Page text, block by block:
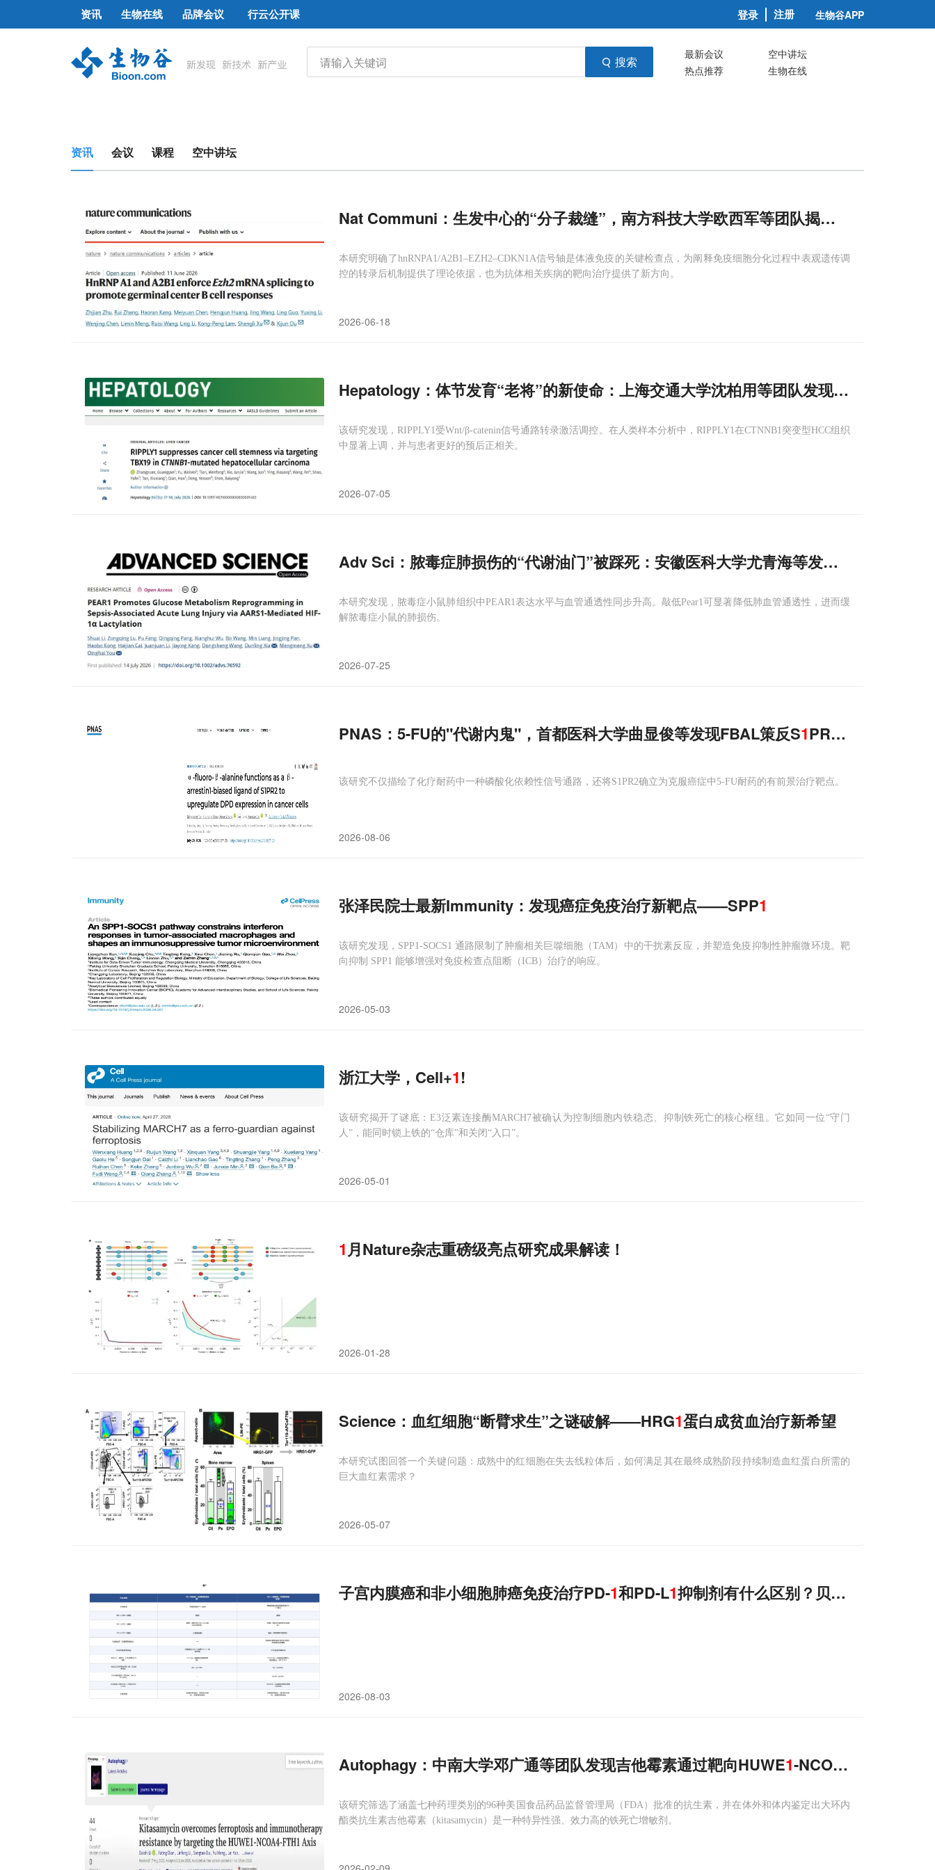
资讯 生物在线 品牌会议 行云公开课 登录 注册 生物谷APP
搜索 最新会议
空中讲坛
热点推荐
生物在线
资讯 会议 课程 空中讲坛
Nat Communi：生发中心的“分子裁缝”，南方科技大学欧西军等团队揭示hnRNP A
本研究明确了hnRNPA1/A2B1–EZH2–CDKN1A信号轴是体液免疫的关键检查点，为阐释免疫细胞分化过程中表观遗传调
控的转录后机制提供了理论依据，也为抗体相关疾病的靶向治疗提供了新方向。
2026-06-18
Hepatology：体节发育“老将”的新使命：上海交通大学沈柏用等团队发现RIPPLY
该研究发现，RIPPLY1受Wnt/β-catenin信号通路转录激活调控。在人类样本分析中，RIPPLY1在CTNNB1突变型HCC组织
中显著上调，并与患者更好的预后正相关。
2026-07-05
Adv Sci：脓毒症肺损伤的“代谢油门”被踩死：安徽医科大学尤青海等发现PEAR
本研究发现，脓毒症小鼠肺组织中PEAR1表达水平与血管通透性同步升高。敲低Pear1可显著降低肺血管通透性，进而缓
解脓毒症小鼠的肺损伤。
2026-07-25
PNAS：5-FU的"代谢内鬼"，首都医科大学曲显俊等发现FBAL策反S1PR2通过β-
该研究不仅描绘了化疗耐药中一种磷酸化依赖性信号通路，还将S1PR2确立为克服癌症中5-FU耐药的有前景治疗靶点。
2026-08-06
张泽民院士最新Immunity：发现癌症免疫治疗新靶点——SPP1
该研究发现，SPP1-SOCS1 通路限制了肿瘤相关巨噬细胞（TAM）中的干扰素反应，并塑造免疫抑制性肿瘤微环境。靶
向抑制 SPP1 能够增强对免疫检查点阻断（ICB）治疗的响应。
2026-05-03
浙江大学，Cell+1!
该研究揭开了谜底：E3泛素连接酶MARCH7被确认为控制细胞内铁稳态、抑制铁死亡的核心枢纽。它如同一位“守门
人”，能同时锁上铁的“仓库”和关闭“入口”。
2026-05-01
1月Nature杂志重磅级亮点研究成果解读！
2026-01-28
Science：血红细胞“断臂求生”之谜破解——HRG1蛋白成贫血治疗新希望
本研究试图回答一个关键问题：成熟中的红细胞在失去线粒体后，如何满足其在最终成熟阶段持续制造血红蛋白所需的
巨大血红素需求？
2026-05-07
子宫内膜癌和非小细胞肺癌免疫治疗PD-1和PD-L1抑制剂有什么区别？贝莫苏拜单抗Fc
2026-08-03
Autophagy：中南大学邓广通等团队发现吉他霉素通过靶向HUWE1-NCOA4-FTH
该研究筛选了涵盖七种药理类别的96种美国食品药品监督管理局（FDA）批准的抗生素，并在体外和体内鉴定出大环内
酯类抗生素吉他霉素（kitasamycin）是一种特异性强、效力高的铁死亡增敏剂。